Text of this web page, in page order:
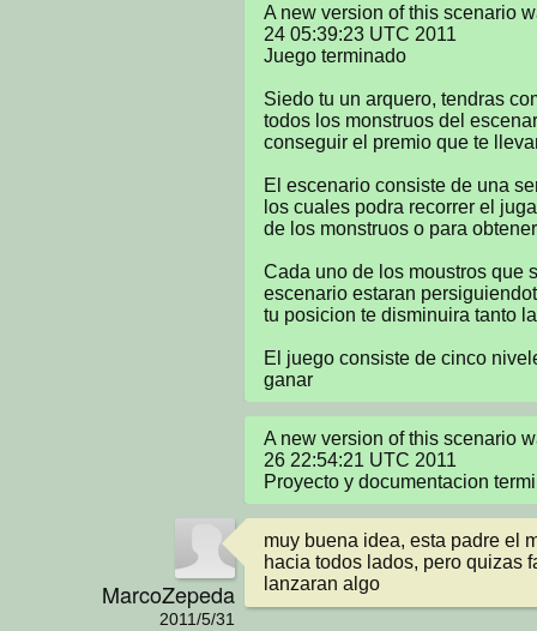
A new version of this scenario
24 05:39:23 UTC 2011
Juego terminado
Siedo tu un arquero, tendras
todos los monstruos del
conseguir el premio que te
El escenario consiste de una
los cuales podra recorrer el
de los monstruos o para
Cada uno de los moustros que
escenario estaran
tu posicion te disminuira tanto
El juego consiste de cinco
ganar
A new version of this scenario
26 22:54:21 UTC 2011
Proyecto y documentacion
MarcoZepeda
2011/5/31
muy buena idea, esta padre el
hacia todos lados, pero quizas
lanzaran algo